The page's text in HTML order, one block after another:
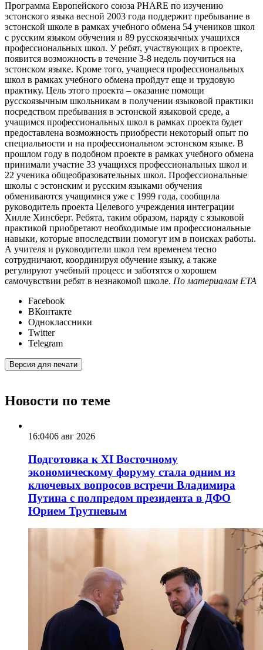
Программа Европейского союза PHARE по изучению
эстонского языка весной 2003 года поддержит пребывание в
эстонской школе в рамках учебного обмена 54 учеников школ
с русским языком обучения и 89 русскоязычных учащихся
профессиональных школ. У ребят, участвующих в проекте,
появится возможность в течение 3-8 недель поучиться на
эстонском языке. Кроме того, учащиеся профессиональных
школ в рамках учебного обмена пройдут еще и трудовую
практику. Цель этого проекта – оказание помощи
русскоязычным школьникам в получении языковой практики
посредством пребывания в эстонской языковой среде, а
учащимся профессиональных школ в рамках проекта будет
предоставлена возможность приобрести некоторый опыт по
специальности и на профессиональном эстонском языке. В
прошлом году в подобном проекте в рамках учебного обмена
принимали участие 33 учащихся профессиональных школ и
22 ученика общеобразовательных школ. Профессиональные
школы с эстонским и русским языками обучения
обмениваются учащимися уже с 1999 года, сообщила
руководитель проекта Целевого учреждения интеграции
Хилле Хинсберг. Ребята, таким образом, наряду с языковой
практикой приобретают необходимые им профессиональные
навыки, которые впоследствии помогут им в поисках работы.
А учителя и руководители школ тем временем тесно
сотрудничают, координируя обучение языку, а также
регулируют учебный процесс и заботятся о хорошем
самочувствии ребят в незнакомой школе. По материалам ЕТА
Facebook
ВКонтакте
Одноклассники
Twitter
Telegram
Версия для печати
Новости по теме
16:0406 авг 2026
Подготовка к XI Восточному
экономическому форуму стала одним из
ключевых вопросов встречи Владимира
Путина с полпредом президента в ДФО
Юрием Трутневым